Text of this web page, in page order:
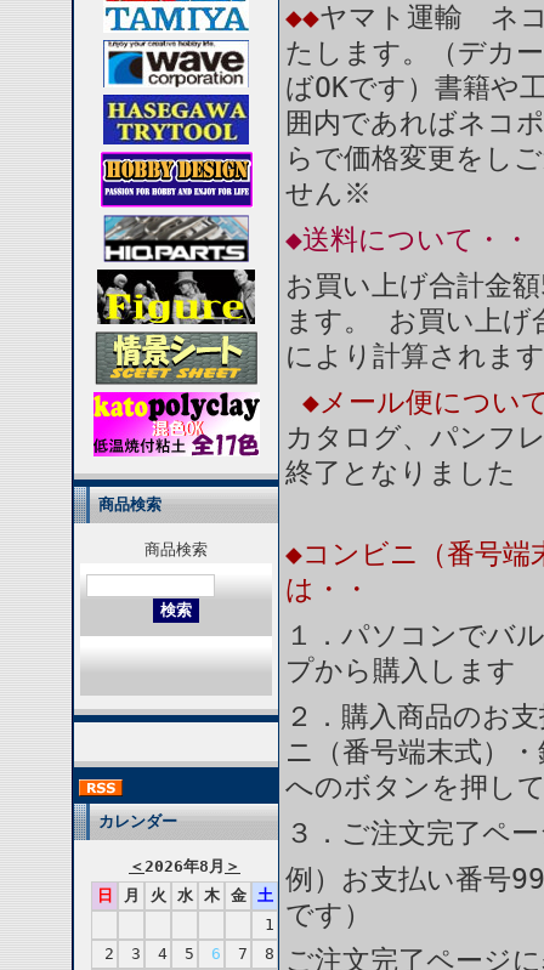
商品検索
商品検索
カレンダー
＜2026年8月 ＞
日
月 火 水 木 金
土
1
2
3 4 5 6 7
8
◆◆ヤマト運輸 ネ
たします。（デカ
ばOKです）書籍や
囲内であればネコ
らで価格変更をし
せん※
◆送料について・・
お買い上げ合計金
ます。 お買い上
により計算されま
◆メール便につい
カタログ、パンフ
終了となりました
◆コンビニ（番号端
は・・
１．パソコンでバ
プから購入します
２．購入商品のお
ニ（番号端末式）
へのボタンを押し
３．ご注文完了ペ
例）お支払い番号
です）
ご注文完了ページ